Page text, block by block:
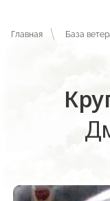
Главная База